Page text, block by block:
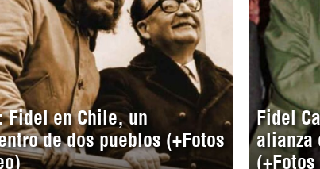
Fidel en Chile, un
de dos pueblos (+Fotos
Fidel
alianza